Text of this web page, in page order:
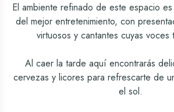
El ambiente refinado de este espacio
del mejor entretenimiento, con
virtuosos y cantantes cuyas voces
Al caer la tarde aquí encontrarás
cervezas y licores para refrescarte de
el sol.